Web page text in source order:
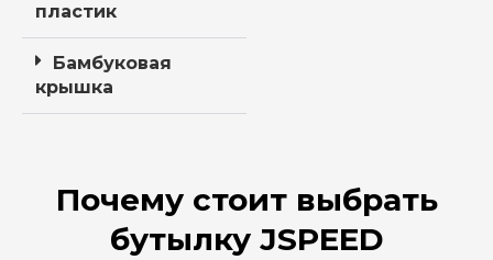
пластик
Бамбуковая
крышка
Почему стоит выбрать
бутылку JSPEED